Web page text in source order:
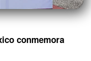
conmemora